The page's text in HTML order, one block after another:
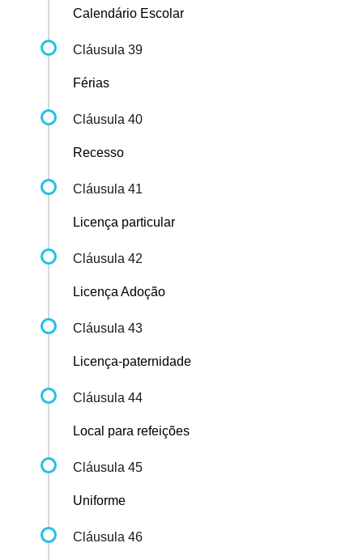
Calendário Escolar
Cláusula 39
Férias
Cláusula 40
Recesso
Cláusula 41
Licença particular
Cláusula 42
Licença Adoção
Cláusula 43
Licença-paternidade
Cláusula 44
Local para refeições
Cláusula 45
Uniforme
Cláusula 46